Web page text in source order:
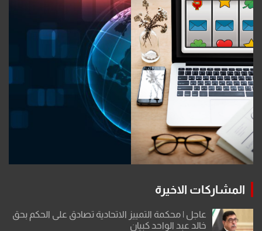
المشاركات الاخيرة
عاجل | محكمة التمييز الاتحادية تصادق على الحكم بحق
خالد عبد الواحد كبيان